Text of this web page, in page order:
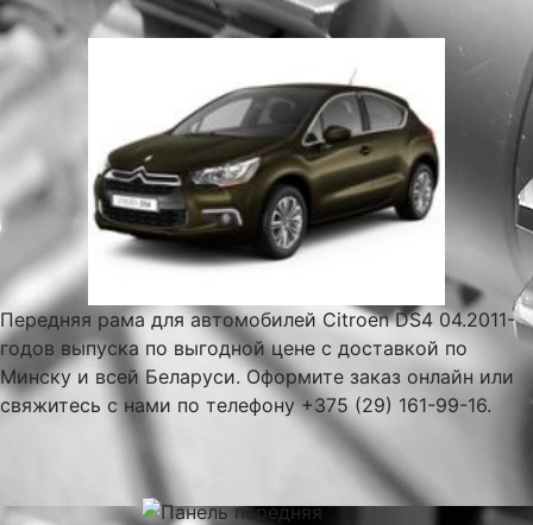
Передняя рама для автомобилей Citroen DS4 04.2011-
годов выпуска по выгодной цене с доставкой по
Минску и всей Беларуси. Оформите заказ онлайн или
свяжитесь с нами по телефону +375 (29) 161-99-16.